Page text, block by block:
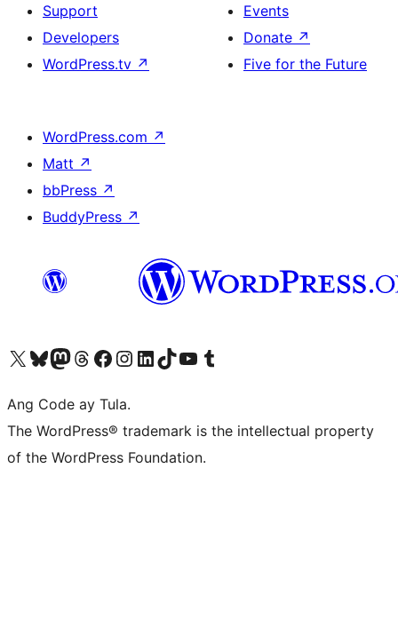
Support
Developers
WordPress.tv ↗
Events
Donate ↗
Five for the Future
WordPress.com ↗
Matt ↗
bbPress ↗
BuddyPress ↗
Visit our X (formerly Twitter) account
Bisitahin ang aming Bluesky account
Visit our Mastodon account
Bisitahin ang aming Threads account
Visit our Facebook page
Visit our Instagram account
Visit our LinkedIn account
Bisitahin ang aming TikTok account
Visit our YouTube channel
Bisitahin ang aming Tumblr account
Ang Code ay Tula.
The WordPress® trademark is the intellectual property
of the WordPress Foundation.